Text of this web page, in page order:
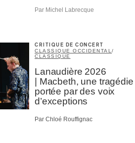
Par Michel Labrecque
CRITIQUE DE CONCERT
CLASSIQUE OCCIDENTAL /
CLASSIQUE
Lanaudière 2026
| Macbeth, une tragédie
portée par des voix
d’exceptions
Par Chloé Rouffignac